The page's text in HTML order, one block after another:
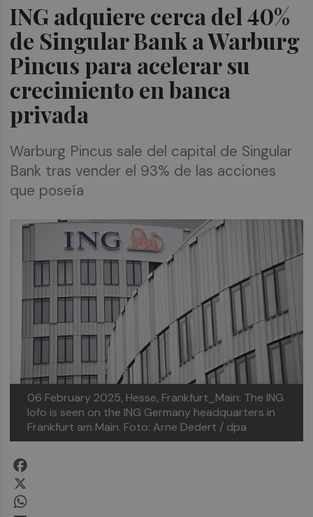
ING adquiere cerca del 40%
de Singular Bank a Warburg
Pincus para acelerar su
crecimiento en banca
privada
Warburg Pincus sale del capital de Singular
Bank tras vender el 93% de las acciones
que poseía
06 February 2025, Hesse, Frankfurt_Main: The ING
lofo is seen on the ING Germany headquarters in
Frankfurt am Main. Foto: Arne Dedert / dpa